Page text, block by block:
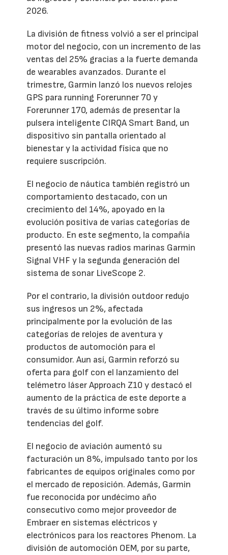
2026.
La división de fitness volvió a ser el principal
motor del negocio, con un incremento de las
ventas del 25% gracias a la fuerte demanda
de wearables avanzados. Durante el
trimestre, Garmin lanzó los nuevos relojes
GPS para running Forerunner 70 y
Forerunner 170, además de presentar la
pulsera inteligente CIRQA Smart Band, un
dispositivo sin pantalla orientado al
bienestar y la actividad física que no
requiere suscripción.
El negocio de náutica también registró un
comportamiento destacado, con un
crecimiento del 14%, apoyado en la
evolución positiva de varias categorías de
producto. En este segmento, la compañía
presentó las nuevas radios marinas Garmin
Signal VHF y la segunda generación del
sistema de sonar LiveScope 2.
Por el contrario, la división outdoor redujo
sus ingresos un 2%, afectada
principalmente por la evolución de las
categorías de relojes de aventura y
productos de automoción para el
consumidor. Aun así, Garmin reforzó su
oferta para golf con el lanzamiento del
telémetro láser Approach Z10 y destacó el
aumento de la práctica de este deporte a
través de su último informe sobre
tendencias del golf.
El negocio de aviación aumentó su
facturación un 8%, impulsado tanto por los
fabricantes de equipos originales como por
el mercado de reposición. Además, Garmin
fue reconocida por undécimo año
consecutivo como mejor proveedor de
Embraer en sistemas eléctricos y
electrónicos para los reactores Phenom. La
división de automoción OEM, por su parte,